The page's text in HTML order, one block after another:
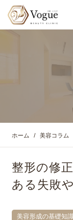
ホーム 美容コラム
整形の修
ある失敗
美容形成の基礎知識